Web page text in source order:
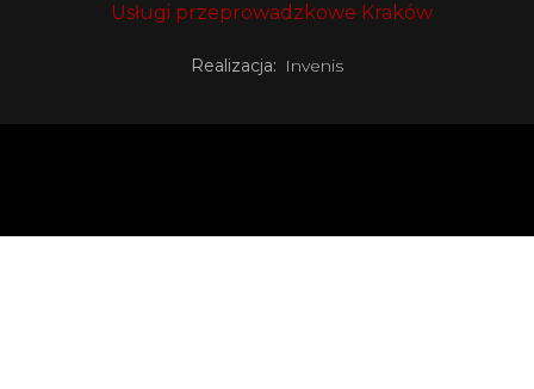
Usługi przeprowadzkowe Kraków
Realizacja: Invenis